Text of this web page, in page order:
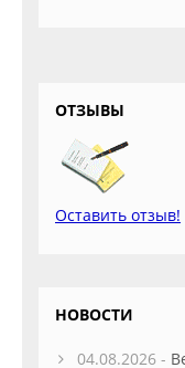
ОТЗЫВЫ
Оставить отзыв!
НОВОСТИ
04.08.2026 -